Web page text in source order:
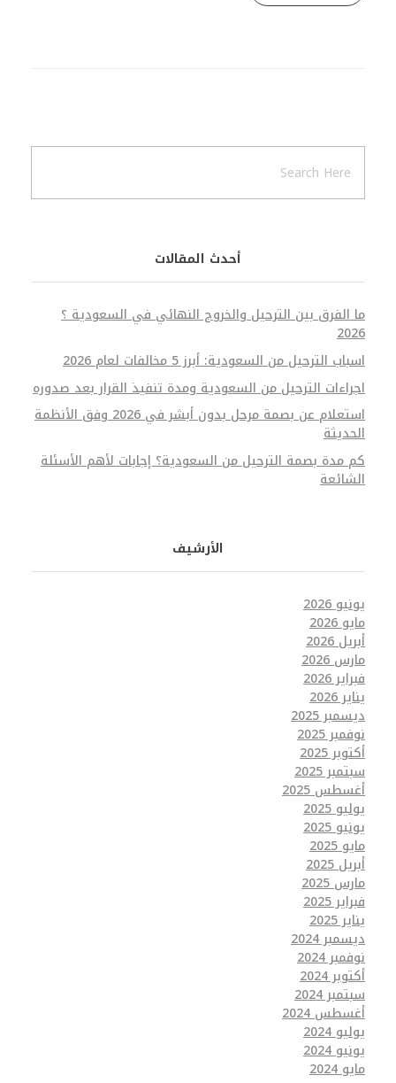
أحدث المقالات
ما الفرق بين الترحيل والخروج النهائي في السعودية ؟
2026
اسباب الترحيل من السعودية: أبرز 5 مخالفات لعام 2026
اجراءات الترحيل من السعودية ومدة تنفيذ القرار بعد صدوره
استعلام عن بصمة مرحل بدون أبشر في 2026 وفق الأنظمة
الحديثة
كم مدة بصمة الترحيل من السعودية؟ إجابات لأهم الأسئلة
الشائعة
الأرشيف
يونيو 2026
مايو 2026
أبريل 2026
مارس 2026
فبراير 2026
يناير 2026
ديسمبر 2025
نوفمبر 2025
أكتوبر 2025
سبتمبر 2025
أغسطس 2025
يوليو 2025
يونيو 2025
مايو 2025
أبريل 2025
مارس 2025
فبراير 2025
يناير 2025
ديسمبر 2024
نوفمبر 2024
أكتوبر 2024
سبتمبر 2024
أغسطس 2024
يوليو 2024
يونيو 2024
مايو 2024